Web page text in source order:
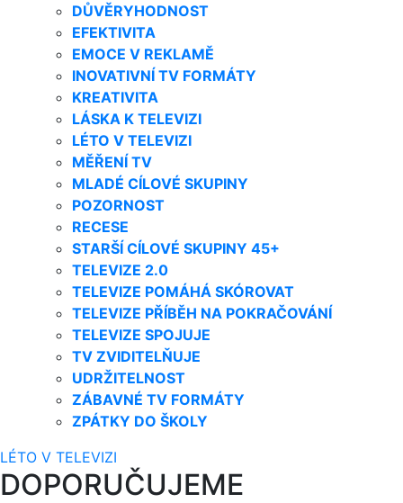
DŮVĚRYHODNOST
EFEKTIVITA
EMOCE V REKLAMĚ
INOVATIVNÍ TV FORMÁTY
KREATIVITA
LÁSKA K TELEVIZI
LÉTO V TELEVIZI
MĚŘENÍ TV
MLADÉ CÍLOVÉ SKUPINY
POZORNOST
RECESE
STARŠÍ CÍLOVÉ SKUPINY 45+
TELEVIZE 2.0
TELEVIZE POMÁHÁ SKÓROVAT
TELEVIZE PŘÍBĚH NA POKRAČOVÁNÍ
TELEVIZE SPOJUJE
TV ZVIDITELŇUJE
UDRŽITELNOST
ZÁBAVNÉ TV FORMÁTY
ZPÁTKY DO ŠKOLY
LÉTO V TELEVIZI
DOPORUČUJEME